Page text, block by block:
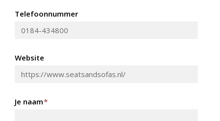
Telefoonnummer
Website
Je naam*